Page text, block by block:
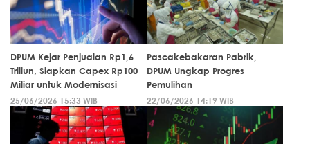
DPUM Kejar Penjualan Rp1,6
Triliun, Siapkan Capex Rp100
Miliar untuk Modernisasi
25/06/2026 15:33 WIB
Pascakebakaran Pabrik,
DPUM Ungkap Progres
Pemulihan
22/06/2026 14:19 WIB